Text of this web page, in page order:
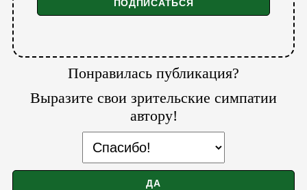
Понравилась публикация?
Выразите свои зрительские симпатии
автору!